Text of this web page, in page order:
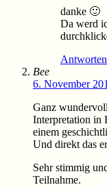
danke 🙂
Da werd
Antworten
Bee
6. November
Ganz
Interpretation in
einem
Und direkt das
Sehr stimmig
Teilnahme.